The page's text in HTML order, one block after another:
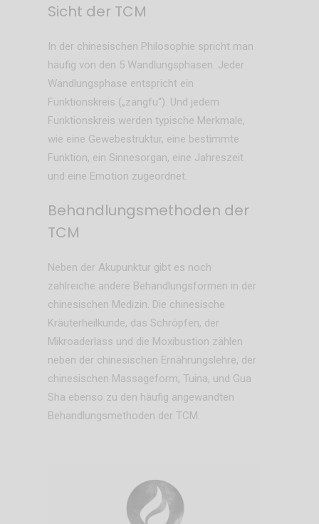
Sicht der TCM
In der chinesischen Philosophie spricht man
häufig von den 5 Wandlungsphasen. Jeder
Wandlungsphase entspricht ein
Funktionskreis („zangfu“). Und jedem
Funktionskreis werden typische Merkmale,
wie eine Gewebestruktur, eine bestimmte
Funktion, ein Sinnesorgan, eine Jahreszeit
und eine Emotion zugeordnet.
Behandlungsmethoden der
TCM
Neben der Akupunktur gibt es noch
zahlreiche andere Behandlungsformen in der
chinesischen Medizin. Die chinesische
Kräuterheilkunde, das Schröpfen, der
Mikroaderlass und die Moxibustion zählen
neben der chinesischen Ernährungslehre, der
chinesischen Massageform, Tuina, und Gua
Sha ebenso zu den häufig angewandten
Behandlungsmethoden der TCM.